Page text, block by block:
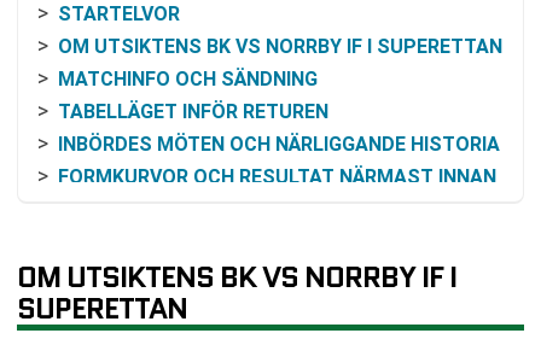
STARTELVOR
OM UTSIKTENS BK VS NORRBY IF I SUPERETTAN
MATCHINFO OCH SÄNDNING
TABELLÄGET INFÖR RETUREN
INBÖRDES MÖTEN OCH NÄRLIGGANDE HISTORIA
FORMKURVOR OCH RESULTAT NÄRMAST INNAN
SPELRÅD
VANLIGA FRÅGOR OM UTSIKTENS BK VS
NORRBY IF
OM UTSIKTENS BK VS NORRBY IF I
SUPERETTAN